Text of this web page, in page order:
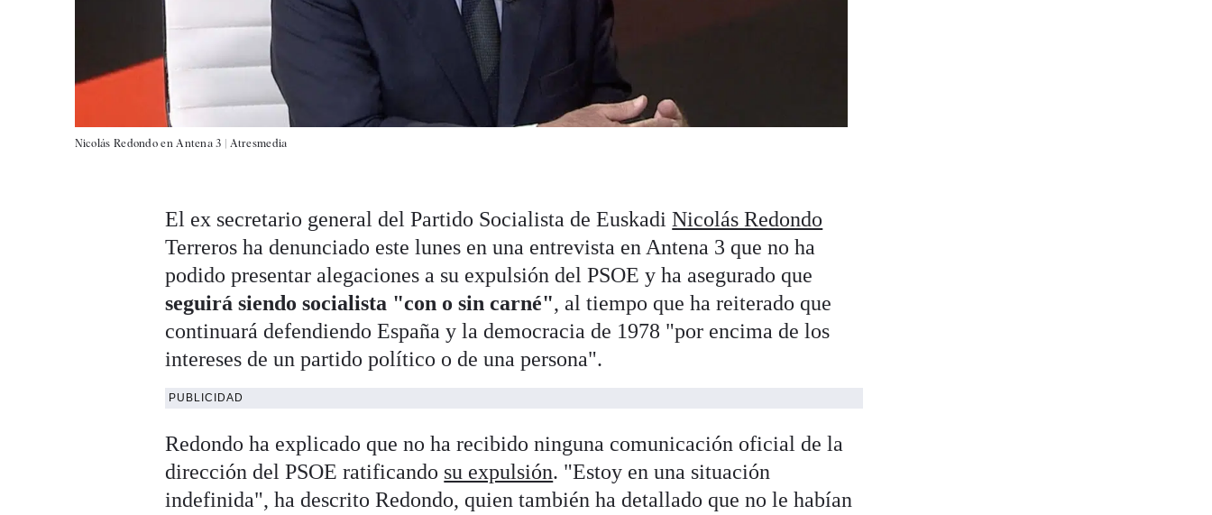
Nicolás Redondo en Antena 3 | Atresmedia
El ex secretario general del Partido Socialista de EuskadiNicolás Redondo
Terreros ha denunciado este lunes en una entrevista en Antena 3 que no ha
podido presentar alegaciones a su expulsión del PSOE y ha asegurado que
seguirá siendo socialista "con o sin carné", al tiempo que ha reiterado que
continuará defendiendo España y la democracia de 1978 "por encima de los
intereses de un partido político o de una persona".
PUBLICIDAD
Redondo ha explicado que no ha recibido ninguna comunicación oficial de la
dirección del PSOE ratificando su expulsión. "Estoy en una situación
indefinida", ha descrito Redondo, quien también ha detallado que no le habían